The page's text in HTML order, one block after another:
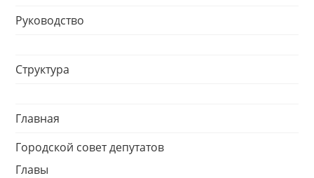
Руководство
Структура
Главная
Городской совет депутатов
Главы